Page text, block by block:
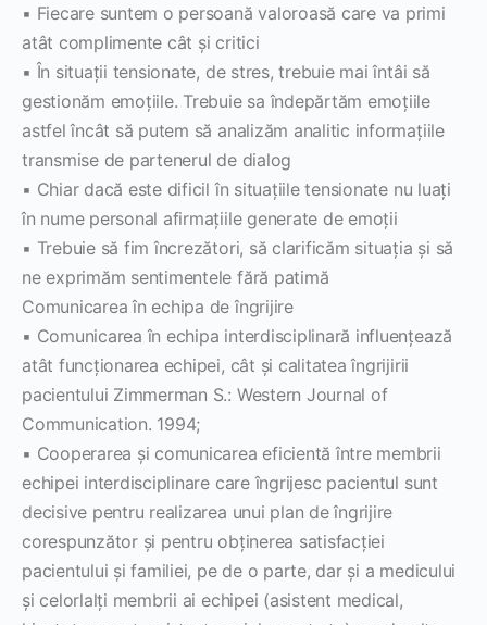
▪ Fiecare suntem o persoană valoroasă care va primi
atât complimente cât şi critici
▪ În situaţii tensionate, de stres, trebuie mai întâi să
gestionăm emoţiile. Trebuie sa îndepărtăm emoţiile
astfel încât să putem să analizăm analitic informaţiile
transmise de partenerul de dialog
▪ Chiar dacă este dificil în situaţiile tensionate nu luaţi
în nume personal afirmaţiile generate de emoţii
▪ Trebuie să fim încrezători, să clarificăm situaţia şi să
ne exprimăm sentimentele fără patimă
Comunicarea în echipa de îngrijire
▪ Comunicarea în echipa interdisciplinară influenţează
atât funcţionarea echipei, cât şi calitatea îngrijirii
pacientului Zimmerman S.: Western Journal of
Communication. 1994;
▪ Cooperarea şi comunicarea eficientă între membrii
echipei interdisciplinare care îngrijesc pacientul sunt
decisive pentru realizarea unui plan de îngrijire
corespunzător şi pentru obţinerea satisfacţiei
pacientului şi familiei, pe de o parte, dar şi a medicului
şi celorlalţi membrii ai echipei (asistent medical,